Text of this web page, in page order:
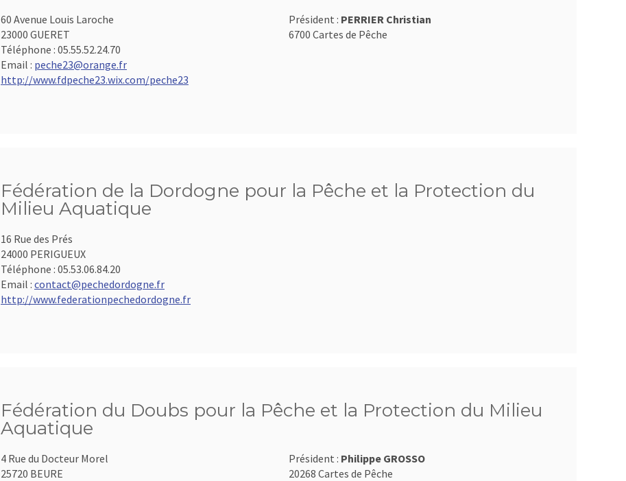
60 Avenue Louis Laroche
23000 GUERET
Téléphone : 05.55.52.24.70
Email : peche23@orange.fr
http://www.fdpeche23.wix.com/peche23
Président : PERRIER Christian
6700 Cartes de Pêche
Fédération de la Dordogne pour la Pêche et la Protection du
Milieu Aquatique
16 Rue des Prés
24000 PERIGUEUX
Téléphone : 05.53.06.84.20
Email : contact@pechedordogne.fr
http://www.federationpechedordogne.fr
Fédération du Doubs pour la Pêche et la Protection du Milieu
Aquatique
4 Rue du Docteur Morel
25720 BEURE
Président : Philippe GROSSO
20268 Cartes de Pêche